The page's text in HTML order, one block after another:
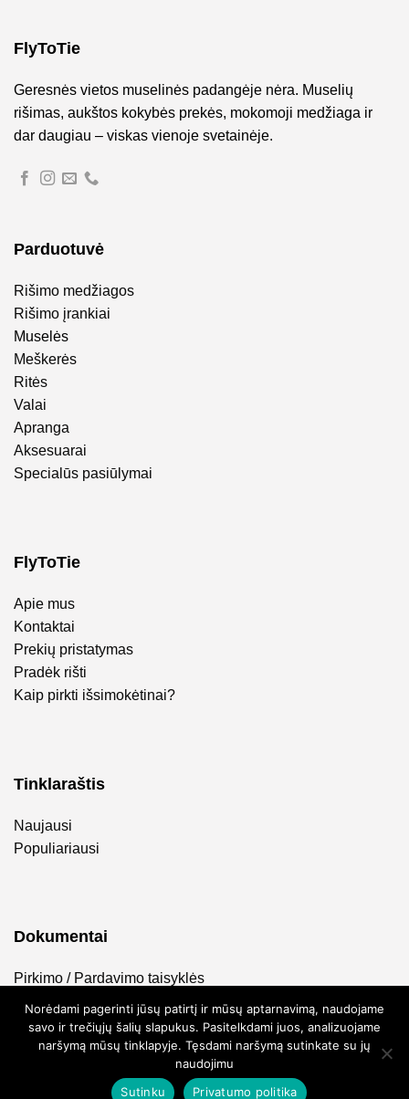
FlyToTie
Geresnės vietos muselinės padangėje nėra. Muselių
rišimas, aukštos kokybės prekės, mokomoji medžiaga ir
dar daugiau – viskas vienoje svetainėje.
Parduotuvė
Rišimo medžiagos
Rišimo įrankiai
Muselės
Meškerės
Ritės
Valai
Apranga
Aksesuarai
Specialūs pasiūlymai
FlyToTie
Apie mus
Kontaktai
Prekių pristatymas
Pradėk rišti
Kaip pirkti išsimokėtinai?
Tinklaraštis
Naujausi
Populiariausi
Dokumentai
Pirkimo / Pardavimo taisyklės
Privatumo politika
Norėdami pagerinti jūsų patirtį ir mūsų aptarnavimą, naudojame
savo ir trečiųjų šalių slapukus. Pasitelkdami juos, analizuojame
naršymą mūsų tinklapyje. Tęsdami naršymą sutinkate su jų
naudojimu
Sutinku
Privatumo politika